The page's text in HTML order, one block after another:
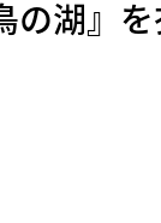
湖』